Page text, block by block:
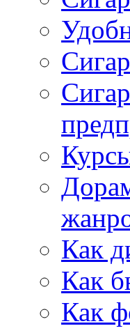
Как
Как
Как